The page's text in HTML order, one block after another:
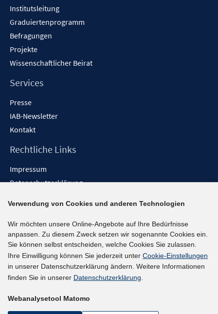
Institutsleitung
Graduiertenprogramm
Befragungen
Projekte
Wissenschaftlicher Beirat
Services
Presse
IAB-Newsletter
Kontakt
Rechtliche Links
Impressum
Datenschutzerklärung
Barrieren melden
Social-Media-Kanäle
BlueSky
YouTube
LinkedIn
kununu
Verwendung von Cookies und anderen Technologien
Wir möchten unsere Online-Angebote auf Ihre Bedürfnisse
anpassen. Zu diesem Zweck setzen wir sogenannte Cookies ein.
Sie können selbst entscheiden, welche Cookies Sie zulassen.
Ihre Einwilligung können Sie jederzeit unter Cookie-Einstellungen
in unserer Datenschutzerklärung ändern. Weitere Informationen
finden Sie in unserer Datenschutzerklärung.
Webanalysetool Matomo